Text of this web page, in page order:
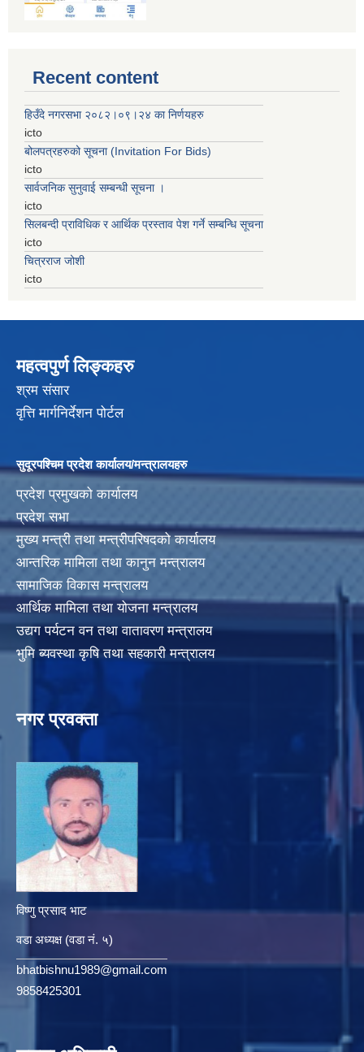
Recent content
हिउँदे नगरसभा २०८२।०९।२४ का निर्णयहरु
icto
बोलपत्रहरुको सूचना (Invitation For Bids)
icto
सार्वजनिक सुनुवाई सम्बन्धी सूचना ।
icto
सिलबन्दी प्राविधिक र आर्थिक प्रस्ताव पेश गर्ने सम्बन्धि सूचना
icto
चित्रराज जोशी
icto
महत्वपुर्ण लिङ्कहरु
श्रम संसार
वृत्ति मार्गनिर्देशन पोर्टल
सुदूरपश्चिम प्रदेश कार्यालय/मन्त्रालयहरु
प्रदेश प्रमुखको कार्यालय
प्रदेश सभा
मुख्य मन्त्री तथा मन्त्रीपरिषदको कार्यालय
आन्तरिक मामिला तथा कानुन मन्त्रालय
सामाजिक विकास मन्त्रालय
आर्थिक मामिला तथा योजना मन्त्रालय
उद्यग पर्यटन वन तथा वातावरण मन्त्रालय
भुमि ब्यवस्था कृषि तथा सहकारी मन्त्रालय
नगर प्रवक्ता
विष्णु प्रसाद भाट
वडा अध्यक्ष (वडा नं. ५)
bhatbishnu1989@gmail.com
9858425301